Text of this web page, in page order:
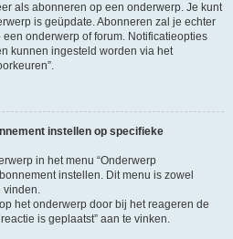
als abonneren op een onderwerp. Je kunt
is geüpdate. Abonneren zal je echter
onderwerp of forum. Notificatieopties
kunnen ingesteld worden via het
instellen op specifieke
in het menu “Onderwerp
instellen. Dit menu is zowel
vinden.
het onderwerp door bij het reageren de
is geplaatst” aan te vinken.